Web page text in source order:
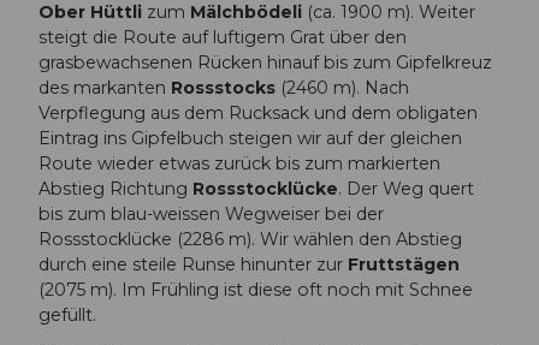
Ober Hüttli zum Mälchbödeli (ca. 1900 m). Weiter
steigt die Route auf luftigem Grat über den
grasbewachsenen Rücken hinauf bis zum Gipfelkreuz
des markanten Rossstocks (2460 m). Nach
Verpflegung aus dem Rucksack und dem obligaten
Eintrag ins Gipfelbuch steigen wir auf der gleichen
Route wieder etwas zurück bis zum markierten
Abstieg Richtung Rossstocklücke. Der Weg quert
bis zum blau-weissen Wegweiser bei der
Rossstocklücke (2286 m). Wir wählen den Abstieg
durch eine steile Runse hinunter zur Fruttstägen
(2075 m). Im Frühling ist diese oft noch mit Schnee
gefüllt.